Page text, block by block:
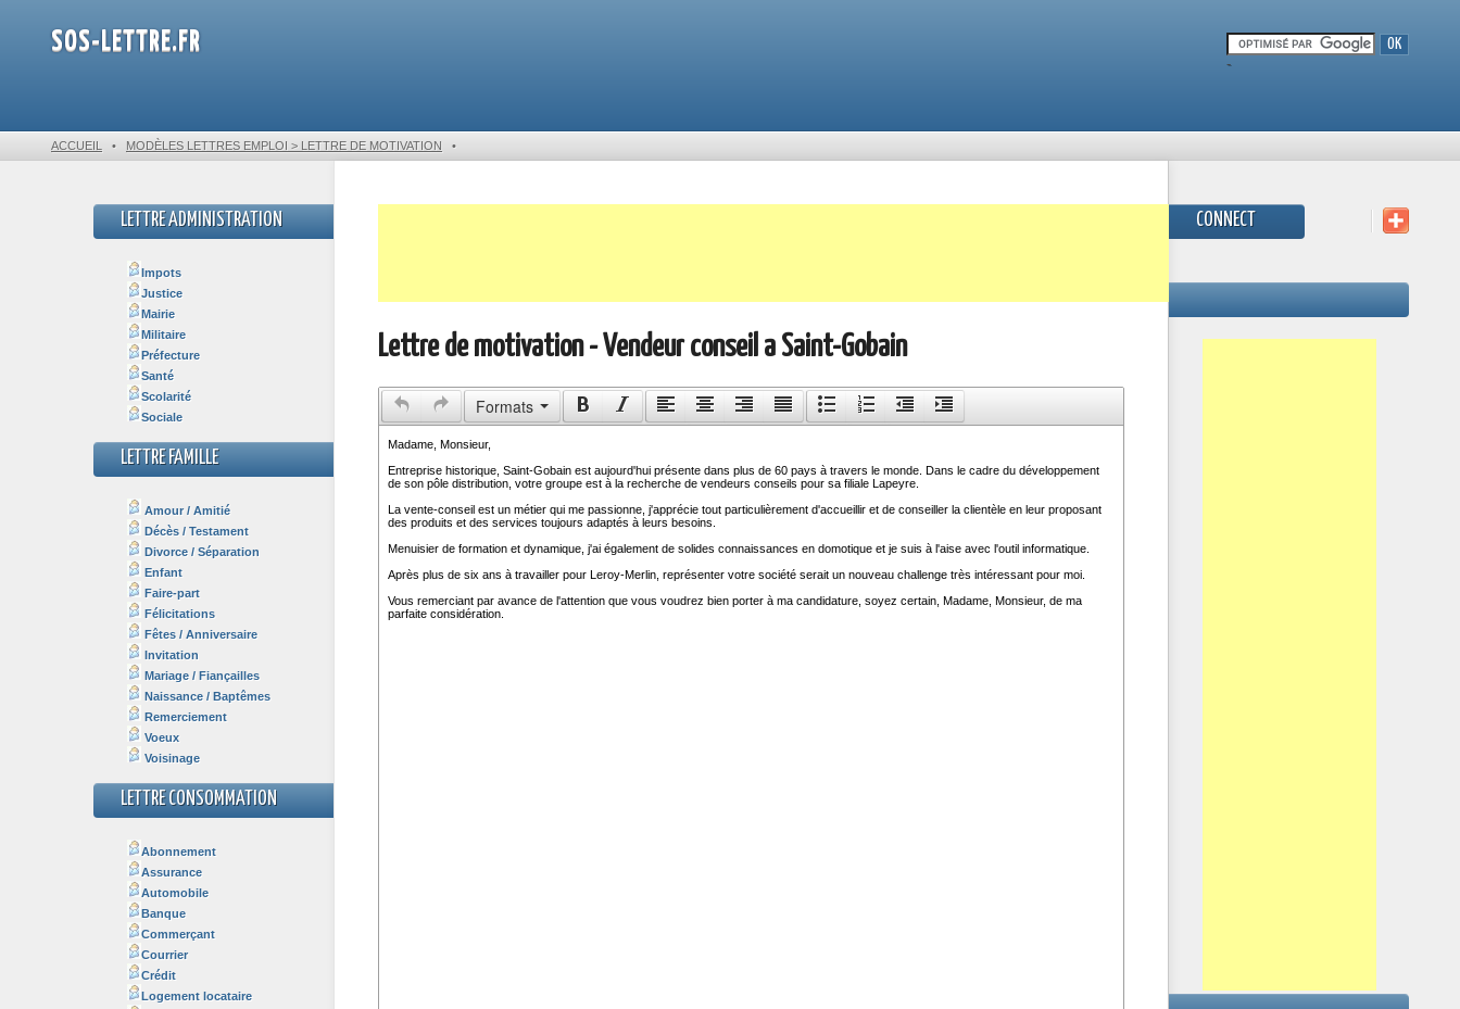
SOS-LETTRE.FR
-
ACCUEIL • MODÈLES LETTRES EMPLOI > LETTRE DE MOTIVATION •
LETTRE ADMINISTRATION
Impots
Justice
Mairie
Militaire
Préfecture
Santé
Scolarité
Sociale
LETTRE FAMILLE
Amour / Amitié
Décès / Testament
Divorce / Séparation
Enfant
Faire-part
Félicitations
Fêtes / Anniversaire
Invitation
Mariage / Fiançailles
Naissance / Baptêmes
Remerciement
Voeux
Voisinage
LETTRE CONSOMMATION
Abonnement
Assurance
Automobile
Banque
Commerçant
Courrier
Crédit
Logement locataire
Lettre de motivation - Vendeur conseil a Saint-Gobain
Formats
CONNECT